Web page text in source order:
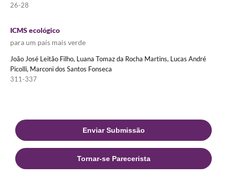
26-28
ICMS ecológico
para um país mais verde
João José Leitão Filho, Luana Tomaz da Rocha Martins, Lucas André
Picolli, Marconi dos Santos Fonseca
311-337
Enviar Submissão
Tornar-se Parecerista